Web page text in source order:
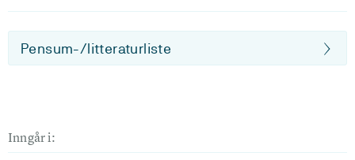
Pensum-/litteraturliste
Inngår i: